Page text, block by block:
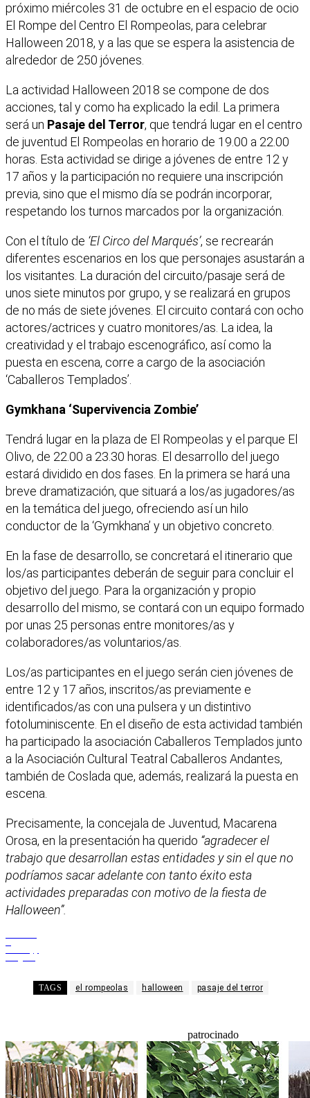
próximo miércoles 31 de octubre en el espacio de ocio
El Rompe del Centro El Rompeolas, para celebrar
Halloween 2018, y a las que se espera la asistencia de
alrededor de 250 jóvenes.
La actividad Halloween 2018 se compone de dos
acciones, tal y como ha explicado la edil. La primera
será un Pasaje del Terror, que tendrá lugar en el centro
de juventud El Rompeolas en horario de 19.00 a 22.00
horas. Esta actividad se dirige a jóvenes de entre 12 y
17 años y la participación no requiere una inscripción
previa, sino que el mismo día se podrán incorporar,
respetando los turnos marcados por la organización.
Con el título de ‘El Circo del Marqués’, se recrearán
diferentes escenarios en los que personajes asustarán a
los visitantes. La duración del circuito/pasaje será de
unos siete minutos por grupo, y se realizará en grupos
de no más de siete jóvenes. El circuito contará con ocho
actores/actrices y cuatro monitores/as. La idea, la
creatividad y el trabajo escenográfico, así como la
puesta en escena, corre a cargo de la asociación
‘Caballeros Templados’.
Gymkhana ‘Supervivencia Zombie’
Tendrá lugar en la plaza de El Rompeolas y el parque El
Olivo, de 22.00 a 23.30 horas. El desarrollo del juego
estará dividido en dos fases. En la primera se hará una
breve dramatización, que situará a los/as jugadores/as
en la temática del juego, ofreciendo así un hilo
conductor de la ‘Gymkhana’ y un objetivo concreto.
En la fase de desarrollo, se concretará el itinerario que
los/as participantes deberán de seguir para concluir el
objetivo del juego. Para la organización y propio
desarrollo del mismo, se contará con un equipo formado
por unas 25 personas entre monitores/as y
colaboradores/as voluntarios/as.
Los/as participantes en el juego serán cien jóvenes de
entre 12 y 17 años, inscritos/as previamente e
identificados/as con una pulsera y un distintivo
fotoluminiscente. En el diseño de esta actividad también
ha participado la asociación Caballeros Templados junto
a la Asociación Cultural Teatral Caballeros Andantes,
también de Coslada que, además, realizará la puesta en
escena.
Precisamente, la concejala de Juventud, Macarena
Orosa, en la presentación ha querido “agradecer el
trabajo que desarrollan estas entidades y sin el que no
podríamos sacar adelante con tanto éxito esta
actividades preparadas con motivo de la fiesta de
Halloween”.
TAGS el rompeolas halloween pasaje del terror
patrocinado